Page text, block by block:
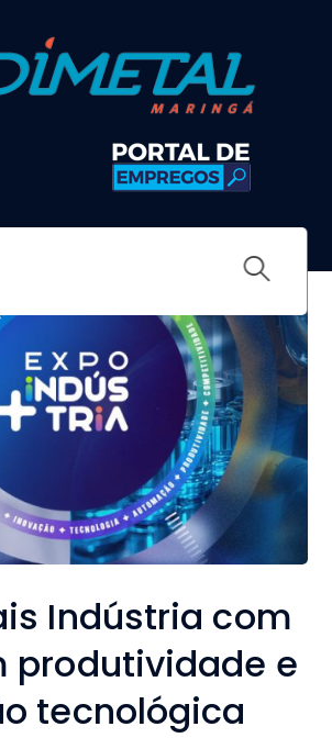
Indústria com
produtividade e
tecnológica